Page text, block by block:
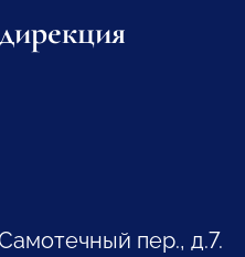
пер., д.7.